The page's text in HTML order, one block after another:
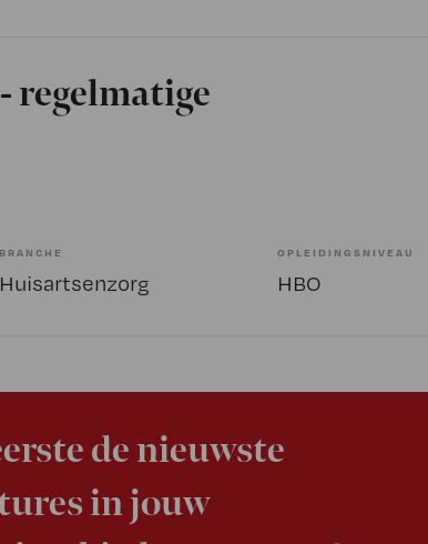
regelmatige
BRANCHE
Huisartsenzorg
OPLEIDINGSNIVEAU
HBO
de nieuwste
in jouw